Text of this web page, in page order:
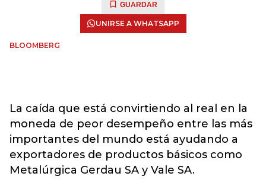
GUARDAR
UNIRSE A WHATSAPP
BLOOMBERG
La caída que está convirtiendo al real en la
moneda de peor desempeño entre las más
importantes del mundo está ayudando a
exportadores de productos básicos como
Metalúrgica Gerdau SA y Vale SA.